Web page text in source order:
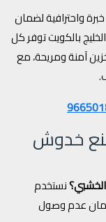
واحترافية لضمان
بالكويت توفر كل
آمنة ومريحة، مع
خدوش
نستخدم
عدم وصول